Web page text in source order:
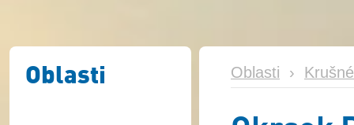
Oblasti Oblasti ›